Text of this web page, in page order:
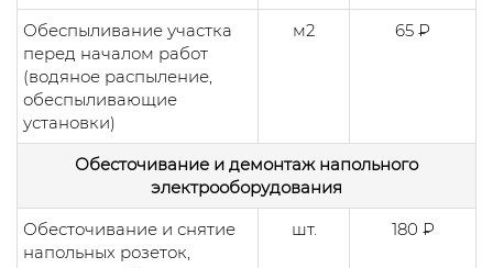
Обеспыливание участка
перед началом работ
(водяное распыление,
обеспыливающие
установки)
м2 65 ₽
Обесточивание и демонтаж напольного
электрооборудования
Обесточивание и снятие
напольных розеток,
шт. 180 ₽